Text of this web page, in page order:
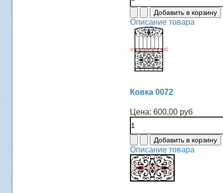
Описание товара
Ковка 0072
Цена: 600,00 руб
Описание товара